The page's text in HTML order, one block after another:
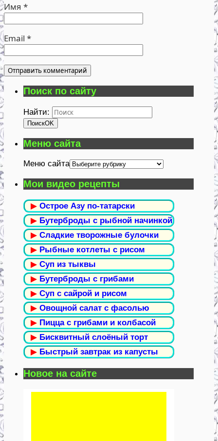
Имя *
Email *
Поиск по сайту
Найти:
ПоискOK
Меню сайта
Меню сайта
Мои видео рецепты
▶ Острое Азу по-татарски
▶ Бутерброды с рыбной начинкой
▶ Сладкие творожные булочки
▶ Рыбные котлеты с рисом
▶ Суп из тыквы
▶ Бутерброды с грибами
▶ Суп с сайрой и рисом
▶ Овощной салат с фасолью
▶ Пицца с грибами и колбасой
▶ Бисквитный слоёный торт
▶ Быстрый завтрак из капусты
Новое на сайте